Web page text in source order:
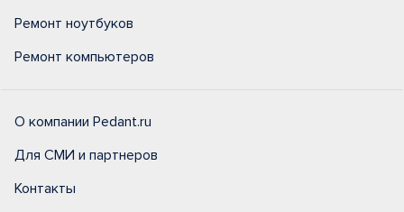
Ремонт ноутбуков
Ремонт компьютеров
О компании Pedant.ru
Для СМИ и партнеров
Контакты